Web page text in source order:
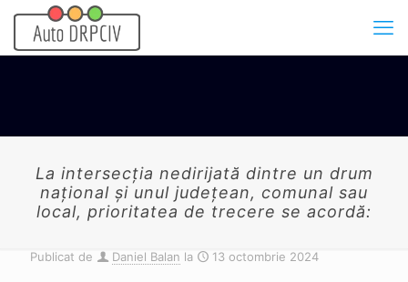
La intersecţia nedirijată dintre un drum
naţional şi unul judeţean, comunal sau
local, prioritatea de trecere se acordă:
Publicat de Daniel Balan la 13 octombrie 2024